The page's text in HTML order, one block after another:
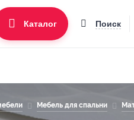
Каталог Поиск
Мебель для спальни